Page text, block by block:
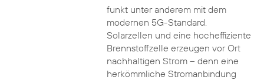
funkt unter anderem mit dem
modernen 5G-Standard.
Solarzellen und eine hocheffiziente
Brennstoffzelle erzeugen vor Ort
nachhaltigen Strom – denn eine
herkömmliche Stromanbindung